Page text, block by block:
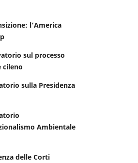
l’America
sul processo
cileno
sulla Presidenza
Ambientale
delle Corti